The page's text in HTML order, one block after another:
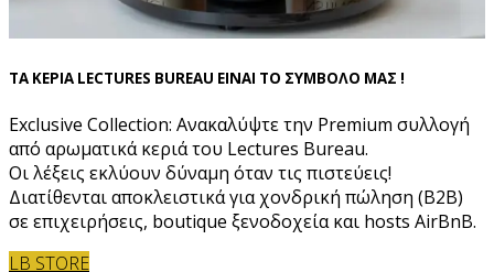
ΤΑ ΚΕΡΙΑ LECTURES BUREAU ΕΙΝΑΙ ΤΟ ΣΥΜΒΟΛΟ ΜΑΣ !
Exclusive Collection: Ανακαλύψτε την Premium συλλογή
από αρωματικά κεριά του Lectures Bureau.
Οι λέξεις εκλύουν δύναμη όταν τις πιστεύεις!
Διατίθενται αποκλειστικά για χονδρική πώληση (B2B)
σε επιχειρήσεις, boutique ξενοδοχεία και hosts AirBnB.
LB STORE